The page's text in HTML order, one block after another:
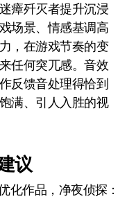
瘴歼灭者提升沉浸
场景、情感基调高
，在游戏节奏的变
任何突兀感。音效
反馈音处理得恰到
满、引人入胜的视
议
化作品，净夜侦探：